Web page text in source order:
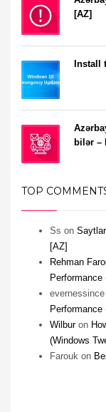
[AZ]
Install
bilər –
TOP
Ss on
[AZ]
Rehman
Performance
evernessince
Performance
Wilburon
(Windows
Farouk on